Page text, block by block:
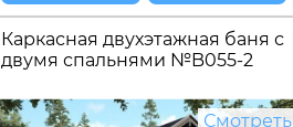
Каркасная двухэтажная баня с
двумя спальнями №B055-2
Смотреть